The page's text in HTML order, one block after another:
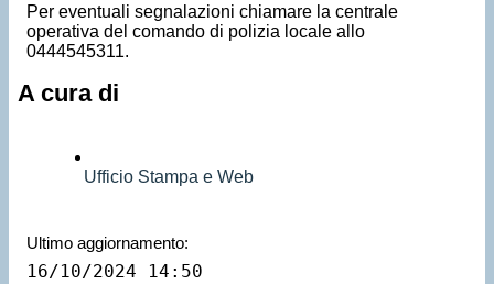
Per eventuali segnalazioni chiamare la centrale
operativa del comando di polizia locale allo
0444545311.
A cura di
Ufficio Stampa e Web
Ultimo aggiornamento:
16/10/2024 14:50